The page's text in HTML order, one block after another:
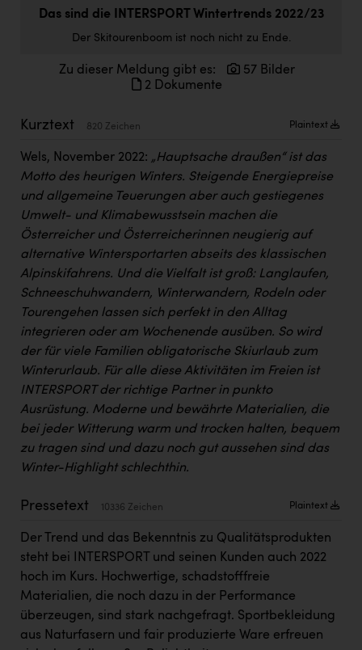
Doppler Gruppe
everfield
Fristads Austria
HIG Infomotion Group
IFE Austria GmbH
Immotech
INTERSPAR
INTERSPORT Austria
Jesolo
Jane Goodall Institute Austria
Kärcher
Karin Liedl
KEBA
KIWI Kinderwunsch Institut Dr. Loimer
Kremsmüller Anlagenbau GmbH
Maximarkt
Oldtimer Raststationen und Motorhotels
Österreichischer Kachelofenverband
Das sind die INTERSPORT Wintertrends 2022/23
Der Skitourenboom ist noch nicht zu Ende.
Zu dieser Meldung gibt es:
57 Bilder
2 Dokumente
Kurztext 820 Zeichen Plaintext
Wels, November 2022: „Hauptsache draußen“ ist das
Motto des heurigen Winters. Steigende Energiepreise
und allgemeine Teuerungen aber auch gestiegenes
Umwelt- und Klimabewusstsein machen die
Österreicher und Österreicherinnen neugierig auf
alternative Wintersportarten abseits des klassischen
Alpinskifahrens. Und die Vielfalt ist groß: Langlaufen,
Schneeschuhwandern, Winterwandern, Rodeln oder
Tourengehen lassen sich perfekt in den Alltag
integrieren oder am Wochenende ausüben. So wird
der für viele Familien obligatorische Skiurlaub zum
Winterurlaub. Für alle diese Aktivitäten im Freien ist
INTERSPORT der richtige Partner in punkto
Ausrüstung. Moderne und bewährte Materialien, die
bei jeder Witterung warm und trocken halten, bequem
zu tragen sind und dazu noch gut aussehen sind das
Winter-Highlight schlechthin.
Pressetext 10336 Zeichen Plaintext
Der Trend und das Bekenntnis zu Qualitätsprodukten
steht bei INTERSPORT und seinen Kunden auch 2022
hoch im Kurs. Hochwertige, schadstofffreie
Materialien, die noch dazu in der Performance
überzeugen, sind stark nachgefragt. Sportbekleidung
aus Naturfasern und fair produzierte Ware erfreuen